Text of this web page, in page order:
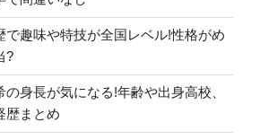
で趣味や特技が全国レベル!性格がめ
?
身長が気になる!年齢や出身高校、
歴まとめ